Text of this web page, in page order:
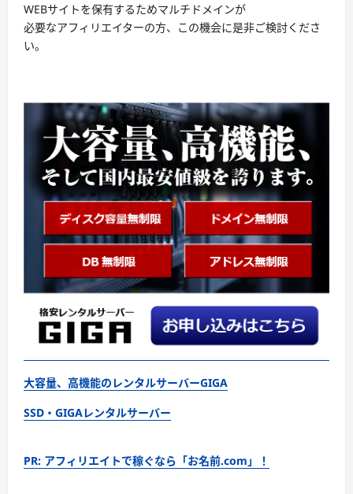
WEBサイトを保有するためマルチドメインが
必要なアフィリエイターの方、この機会に是非ご検討くださ
い。
大容量、高機能のレンタルサーバーGIGA
SSD・GIGAレンタルサーバー
PR: アフィリエイトで稼ぐなら「お名前.com」！